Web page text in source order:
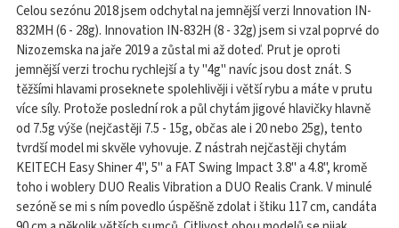
Celou sezónu 2018 jsem odchytal na jemnější verzi Innovation IN-
832MH (6 - 28g). Innovation IN-832H (8 - 32g) jsem si vzal poprvé do
Nizozemska na jaře 2019 a zůstal mi až doteď. Prut je oproti
jemnější verzi trochu rychlejší a ty "4g" navíc jsou dost znát. S
těžšími hlavami proseknete spolehlivěji i větší rybu a máte v prutu
více síly. Protože poslední rok a půl chytám jigové hlavičky hlavně
od 7.5g výše (nejčastěji 7.5 - 15g, občas ale i 20 nebo 25g), tento
tvrdší model mi skvěle vyhovuje. Z nástrah nejčastěji chytám
KEITECH Easy Shiner 4", 5" a FAT Swing Impact 3.8" a 4.8", kromě
toho i woblery DUO Realis Vibration a DUO Realis Crank. V minulé
sezóně se mi s ním povedlo úspěšně zdolat i štiku 117 cm, candáta